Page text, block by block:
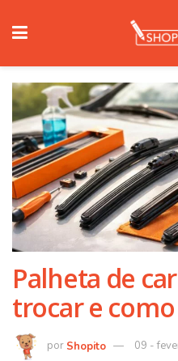
Palheta de
trocar e
Shopito 09 -